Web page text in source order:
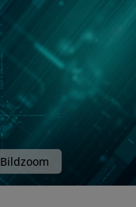
Bildzoom